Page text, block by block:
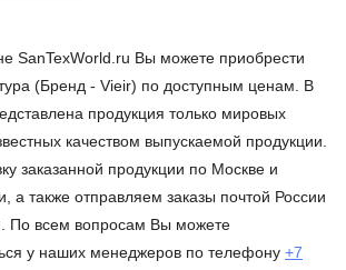
SanTexWorld.ru Вы можете приобрести
(Бренд - Vieir) по доступным ценам. В
продукция только мировых
качеством выпускаемой продукции.
заказанной продукции по Москве и
а также отправляем заказы почтой России
По всем вопросам Вы можете
у наших менеджеров по телефону +7